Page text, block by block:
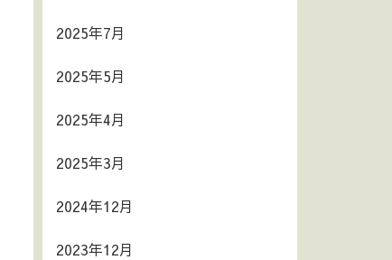
2025年7月
2025年5月
2025年4月
2025年3月
2024年12月
2023年12月